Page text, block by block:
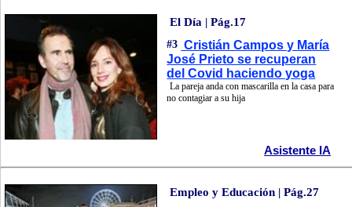
El Día | Pág.17
#3 Cristián Campos y María
José Prieto se recuperan
del Covid haciendo yoga
La pareja anda con mascarilla en la casa para
no contagiar a su hija
Asistente IA
Empleo y Educación | Pág.27